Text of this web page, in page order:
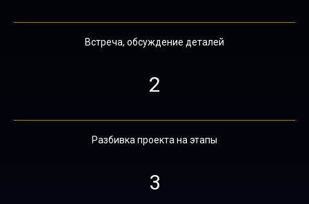
Встреча, обсуждение деталей
2
Разбивка проекта на этапы
3